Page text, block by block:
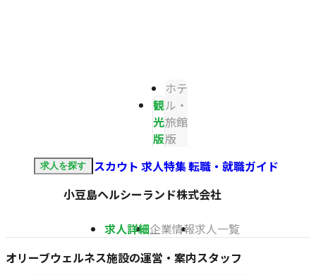
観
光
版
ホテ
ル・
旅館
版
求人を探す スカウト 求人特集転職・就職ガイド
小豆島ヘルシーランド株式会社
求人詳細企業情報求人一覧
オリーブウェルネス施設の運営・案内スタッフ